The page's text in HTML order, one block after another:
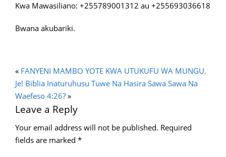
Kwa Mawasiliano: +255789001312 au +255693036618
Bwana akubariki.
« FANYENI MAMBO YOTE KWA UTUKUFU WA MUNGU.
Je! Biblia Inaturuhusu Tuwe Na Hasira Sawa Sawa Na
Waefeso 4:26? »
Leave a Reply
Your email address will not be published. Required
fields are marked *